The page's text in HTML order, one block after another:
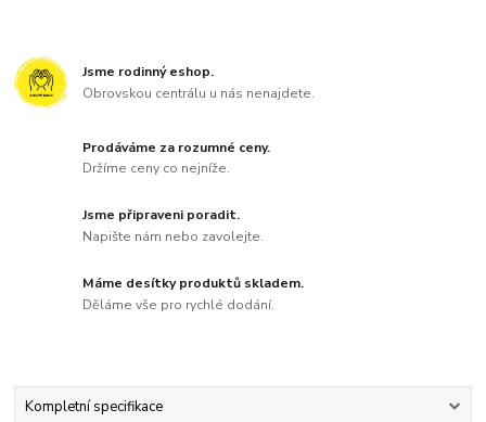
Jsme rodinný eshop.
Obrovskou centrálu u nás nenajdete.
Prodáváme za rozumné ceny.
Držíme ceny co nejníže.
Jsme připraveni poradit.
Napište nám nebo zavolejte.
Máme desítky produktů skladem.
Děláme vše pro rychlé dodání.
Kompletní specifikace